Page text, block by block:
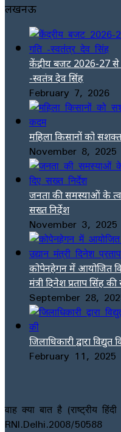
लखनऊ
केंद्रीय बजट 2026-27
-स्वतंत्र देव सिंह
February 7, 2026
महिला किसानों को
November 8, 2025
जनता की समस्याओं के
सख्त निर्देश
November 3, 2025
कोपेनहेगन में आयोजित
मंत्री दिनेश प्रताप सिंह
September 28,
जिलाधिकारी द्वारा
February 11, 2025
वाह क्या बात है (राष्ट्रीय
RNI.Delhi.2008/50588